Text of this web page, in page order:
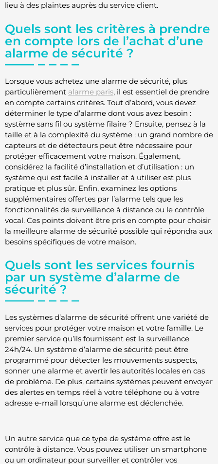
lieu à des plaintes auprès du service client.
Quels sont les critères à prendre
en compte lors de l’achat d’une
alarme de sécurité ?
Lorsque vous achetez une alarme de sécurité, plus
particulièrement alarme paris, il est essentiel de prendre
en compte certains critères. Tout d’abord, vous devez
déterminer le type d’alarme dont vous avez besoin :
système sans fil ou système filaire ? Ensuite, pensez à la
taille et à la complexité du système : un grand nombre de
capteurs et de détecteurs peut être nécessaire pour
protéger efficacement votre maison. Également,
considérez la facilité d’installation et d’utilisation : un
système qui est facile à installer et à utiliser est plus
pratique et plus sûr. Enfin, examinez les options
supplémentaires offertes par l’alarme tels que les
fonctionnalités de surveillance à distance ou le contrôle
vocal. Ces points doivent être pris en compte pour choisir
la meilleure alarme de sécurité possible qui répondra aux
besoins spécifiques de votre maison.
Quels sont les services fournis
par un système d’alarme de
sécurité ?
Les systèmes d’alarme de sécurité offrent une variété de
services pour protéger votre maison et votre famille. Le
premier service qu’ils fournissent est la surveillance
24h/24. Un système d’alarme de sécurité peut être
programmé pour détecter les mouvements suspects,
sonner une alarme et avertir les autorités locales en cas
de problème. De plus, certains systèmes peuvent envoyer
des alertes en temps réel à votre téléphone ou à votre
adresse e-mail lorsqu’une alarme est déclenchée.
Un autre service que ce type de système offre est le
contrôle à distance. Vous pouvez utiliser un smartphone
ou un ordinateur pour surveiller et contrôler vos